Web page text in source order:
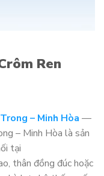
Ren
– Minh Hòa —
– Minh Hòa là sản
tại
thân đồng đúc hoặc